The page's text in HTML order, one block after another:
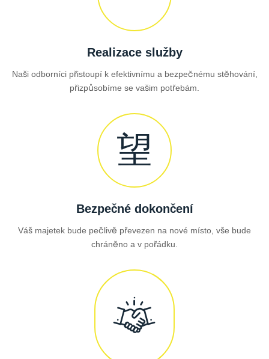
Realizace služby
Naši odborníci přistoupí k efektivnímu a bezpečnému stěhování,
přizpůsobíme se vašim potřebám.
Bezpečné dokončení
Váš majetek bude pečlivě převezen na nové místo, vše bude
chráněno a v pořádku.